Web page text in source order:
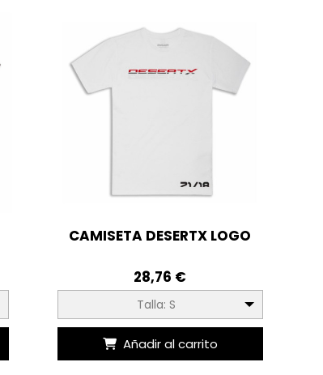
CAMISETA DESERTX LOGO
28,76 €
Talla: S
Añadir al carrito